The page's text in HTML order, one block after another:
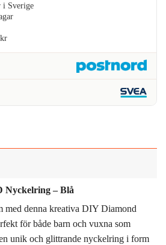
i Sverige
Nyckelring – Blå
med denna kreativa DIY Diamond
för både barn och vuxna som
unik och glittrande nyckelring i form